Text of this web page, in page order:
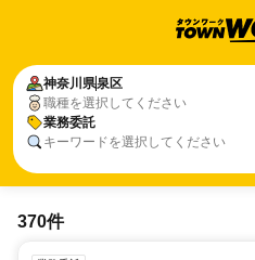
神奈川県泉区
職種を選択してください
業務委託
キーワードを選択してください
370件